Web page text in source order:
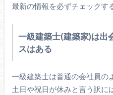
最新の情報を必ずチェックす
一級建築士(建築家)は出
スはある
一級建築士は普通の会社員の
土日や祝日が休みと言う訳に